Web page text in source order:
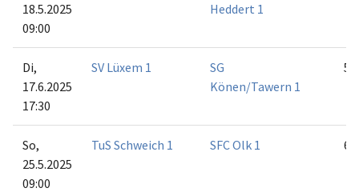
18.5.2025
09:00
Heddert 1
Di,
17.6.2025
17:30
SV Lüxem 1
SG
Könen/Tawern 1
5:1
So,
25.5.2025
09:00
TuS Schweich 1 SFC Olk 1 6:0